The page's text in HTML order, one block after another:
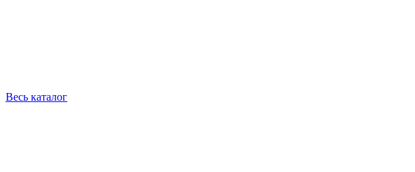
Весь каталог